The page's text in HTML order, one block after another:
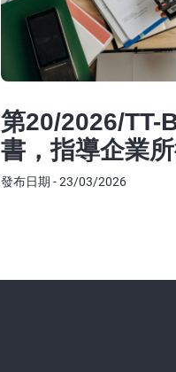
第20/2026/TT-
書，指導企業
發布日期 - 23/03/2026